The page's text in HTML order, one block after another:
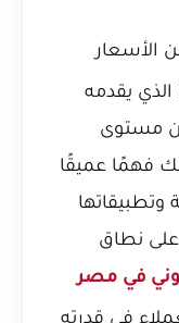
الأسعار
يقدمه
مستوى
فهمًا عميقًا
وتطبيقاتها
نطاق
في مصر
في قدرته